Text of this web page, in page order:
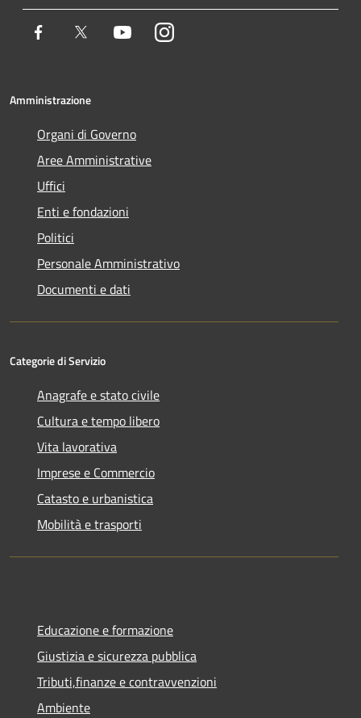
Facebook Twitter YoutubeInstagram
Amministrazione
Organi di Governo
Aree Amministrative
Uffici
Enti e fondazioni
Politici
Personale Amministrativo
Documenti e dati
Categorie di Servizio
Anagrafe e stato civile
Cultura e tempo libero
Vita lavorativa
Imprese e Commercio
Catasto e urbanistica
Mobilità e trasporti
Educazione e formazione
Giustizia e sicurezza pubblica
Tributi,finanze e contravvenzioni
Ambiente